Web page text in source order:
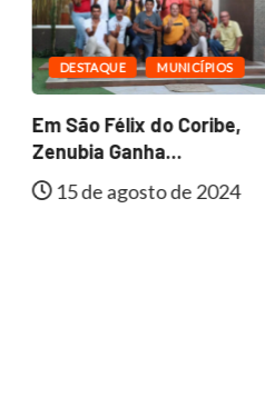
DESTAQUE MUNICÍPIOS
Em São Félix do Coribe,
Zenubia Ganha...
15 de agosto de 2024